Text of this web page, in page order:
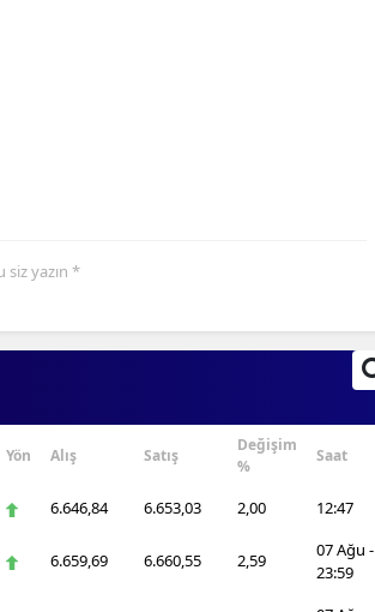
Muş
Niğde
Ordu
Rize
yazın *
Yön Alış Satış
Değişim
%
Saat
6.646,84 6.653,03 2,00 12:47
6.659,69 6.660,55 2,59
07 Ağu -
23:59